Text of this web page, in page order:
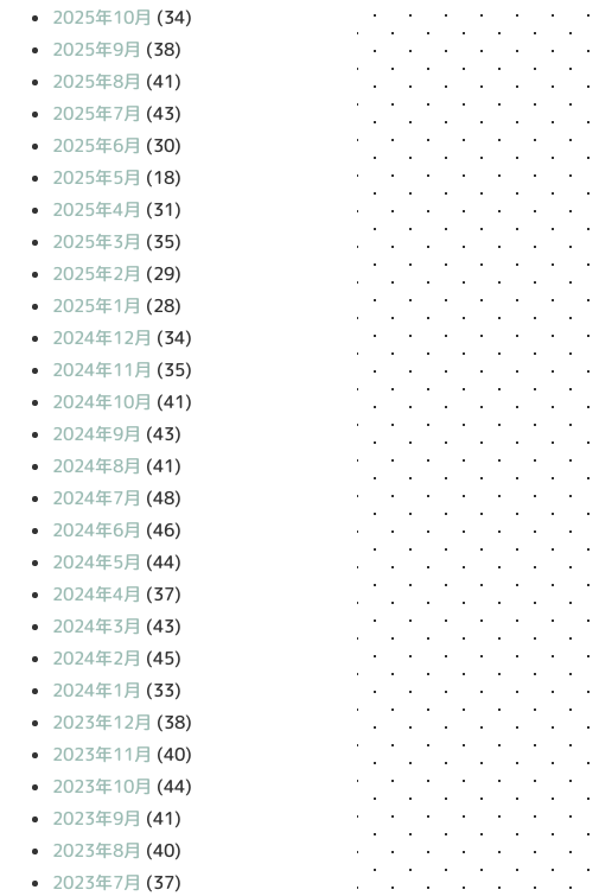
2025年10月 (34)
2025年9月 (38)
2025年8月 (41)
2025年7月 (43)
2025年6月 (30)
2025年5月 (18)
2025年4月 (31)
2025年3月 (35)
2025年2月 (29)
2025年1月 (28)
2024年12月 (34)
2024年11月 (35)
2024年10月 (41)
2024年9月 (43)
2024年8月 (41)
2024年7月 (48)
2024年6月 (46)
2024年5月 (44)
2024年4月 (37)
2024年3月 (43)
2024年2月 (45)
2024年1月 (33)
2023年12月 (38)
2023年11月 (40)
2023年10月 (44)
2023年9月 (41)
2023年8月 (40)
2023年7月 (37)